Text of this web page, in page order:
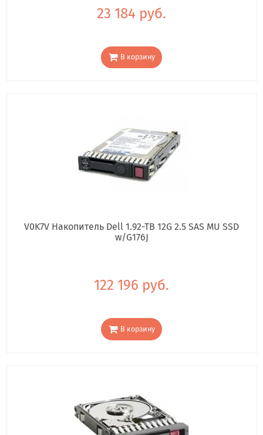
23 184 руб.
В корзину
V0K7V Накопитель Dell 1.92-TB 12G 2.5 SAS MU SSD
w/G176J
122 196 руб.
В корзину